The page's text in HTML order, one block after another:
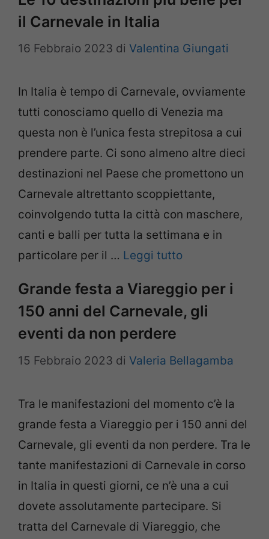
il Carnevale in Italia
16 Febbraio 2023 di Valentina Giungati
In Italia è tempo di Carnevale, ovviamente
tutti conosciamo quello di Venezia ma
questa non è l’unica festa strepitosa a cui
prendere parte. Ci sono almeno altre dieci
destinazioni nel Paese che promettono un
Carnevale altrettanto scoppiettante,
coinvolgendo tutta la città con maschere,
canti e balli per tutta la settimana e in
particolare per il … Leggi tutto
Grande festa a Viareggio per i
150 anni del Carnevale, gli
eventi da non perdere
15 Febbraio 2023 di Valeria Bellagamba
Tra le manifestazioni del momento c’è la
grande festa a Viareggio per i 150 anni del
Carnevale, gli eventi da non perdere. Tra le
tante manifestazioni di Carnevale in corso
in Italia in questi giorni, ce n’è una a cui
dovete assolutamente partecipare. Si
tratta del Carnevale di Viareggio, che